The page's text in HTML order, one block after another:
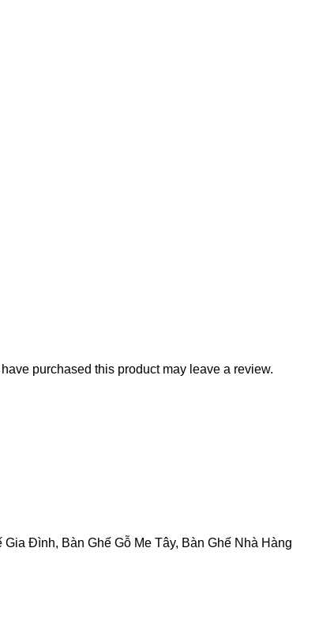
purchased this product may leave a review.
Gia Đình, Bàn Ghế Gỗ Me Tây, Bàn Ghế Nhà Hàng